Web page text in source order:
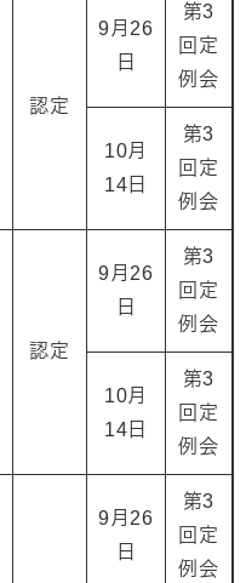
認定
9月26
日
第3
回定
例会
10月
14日
第3
回定
例会
認定
9月26
日
第3
回定
例会
10月
14日
第3
回定
例会
9月26
日
第3
回定
例会